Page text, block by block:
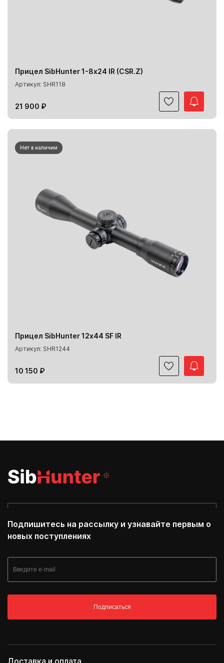
Прицел SibHunter 1-8х24 IR (CSR.Z)
Артикул: SHR118
21 900 ₽
Нет в наличии
Прицел SibHunter 12х44 SF IR
Артикул: SHR1244
10 150 ₽
Подпишитесь на рассылку и узнавайте первым о
новых поступлениях
Подписаться
Доставка и оплата